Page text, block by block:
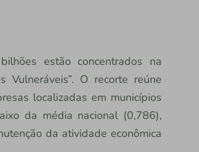
estão concentrados na
Vulneráveis”. O recorte reúne
localizadas em municípios
da média nacional (0,786),
da atividade econômica